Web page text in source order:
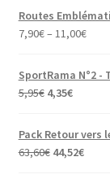
Routes
7,90€– 11,00€
SportRama N°2 -
5,95€ Le
5,95€.
4,35€Le
Pack Retour vers
63,60€ Le
44,52€Le